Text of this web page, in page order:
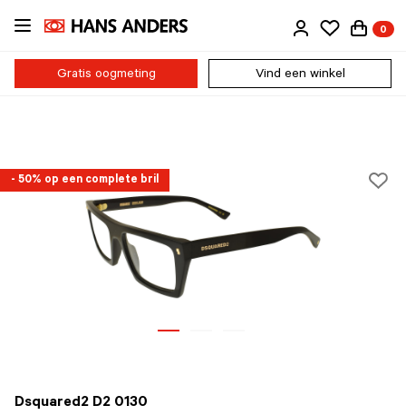
Ga
naar
inhoud
0
Gratis oogmeting Vind een winkel
- 50% op een complete bril
Dsquared2 D2 0130